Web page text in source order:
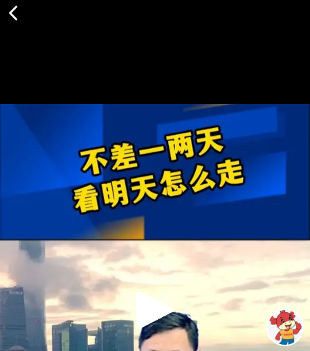
Play
Video